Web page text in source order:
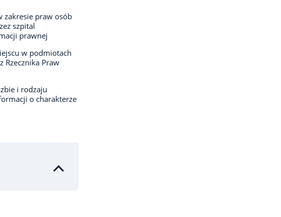
zakresie praw osób
szpital
prawnej
w podmiotach
Rzecznika Praw
i rodzaju
o charakterze